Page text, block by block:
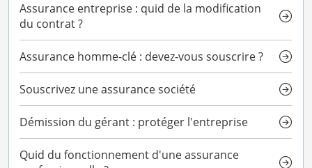
Assurance entreprise : quid de la modification
du contrat ?
Assurance homme-clé : devez-vous souscrire ?
Souscrivez une assurance société
Démission du gérant : protéger l'entreprise
Quid du fonctionnement d'une assurance